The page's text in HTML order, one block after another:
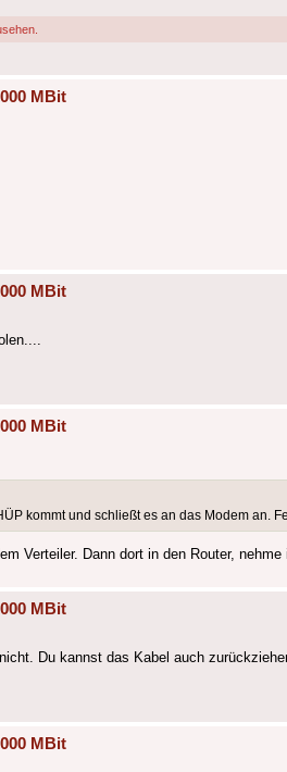
MBit
MBit
MBit
kommt und schließt es an das Modem an.
Verteiler. Dann dort in den Router, nehme
MBit
Du kannst das Kabel auch
MBit